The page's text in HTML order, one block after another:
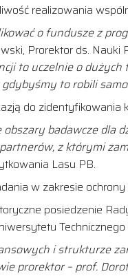
realizowania
o fundusze z
Prorektor ds. Nauki
to uczelnie o
to robili
do
badawcze dla
z którymi
Lasu PB.
w zakresie
posiedzenie
Technicznego
i strukturze
prorektor – prof.